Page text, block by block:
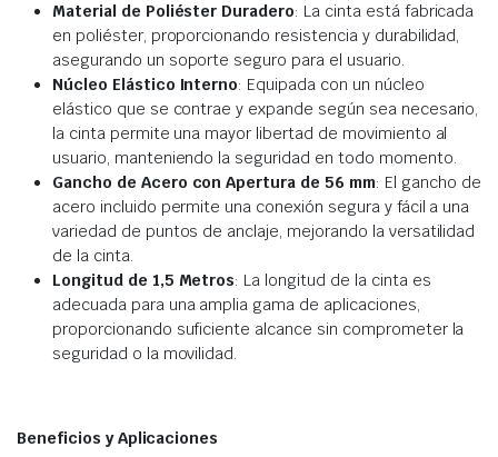
Material de Poliéster Duradero: La cinta está fabricada
en poliéster, proporcionando resistencia y durabilidad,
asegurando un soporte seguro para el usuario.
Núcleo Elástico Interno: Equipada con un núcleo
elástico que se contrae y expande según sea necesario,
la cinta permite una mayor libertad de movimiento al
usuario, manteniendo la seguridad en todo momento.
Gancho de Acero con Apertura de 56 mm: El gancho de
acero incluido permite una conexión segura y fácil a una
variedad de puntos de anclaje, mejorando la versatilidad
de la cinta.
Longitud de 1,5 Metros: La longitud de la cinta es
adecuada para una amplia gama de aplicaciones,
proporcionando suficiente alcance sin comprometer la
seguridad o la movilidad.
Beneficios y Aplicaciones